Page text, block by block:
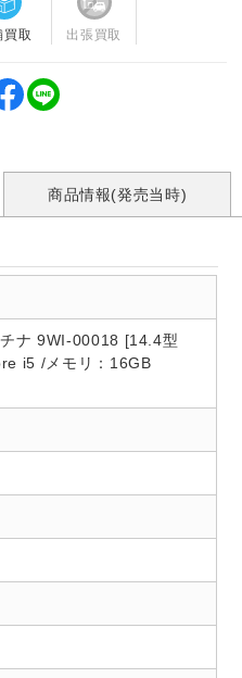
買取 出張買取
商品情報(発売当時)
ナ 9WI-00018 [14.4型
i5 /メモリ：16GB